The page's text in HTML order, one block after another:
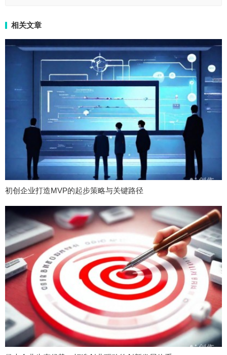
相关文章
初创企业打造MVP的起步策略与关键路径